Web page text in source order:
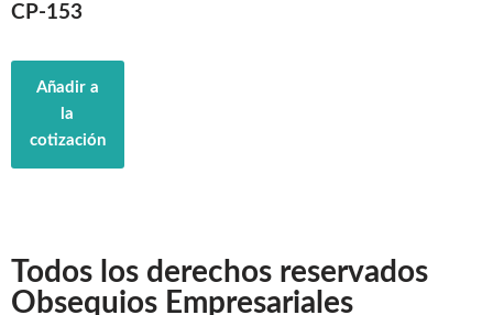
CP-153
Añadir a
la
cotización
Todos los derechos reservados
Obsequios Empresariales